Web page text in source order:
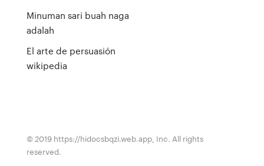
Minuman sari buah naga
adalah
El arte de persuasión
wikipedia
© 2019 https://hidocsbqzi.web.app, Inc. All rights
reserved.